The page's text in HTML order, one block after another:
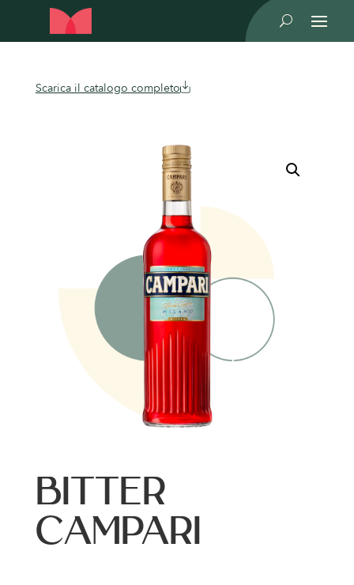
U
Scarica il catalogo completo
BITTER
CAMPARI